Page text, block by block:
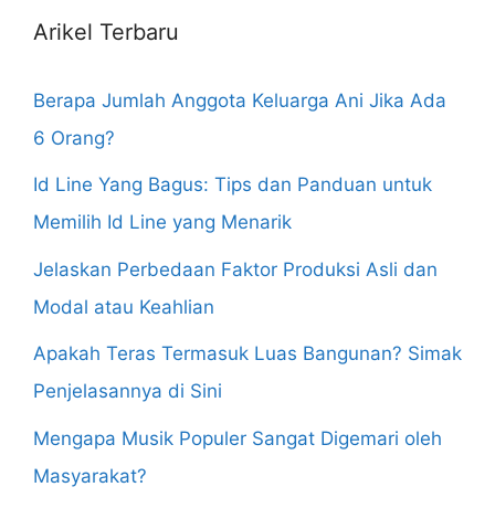
Arikel Terbaru
Berapa Jumlah Anggota Keluarga Ani Jika Ada
6 Orang?
Id Line Yang Bagus: Tips dan Panduan untuk
Memilih Id Line yang Menarik
Jelaskan Perbedaan Faktor Produksi Asli dan
Modal atau Keahlian
Apakah Teras Termasuk Luas Bangunan? Simak
Penjelasannya di Sini
Mengapa Musik Populer Sangat Digemari oleh
Masyarakat?